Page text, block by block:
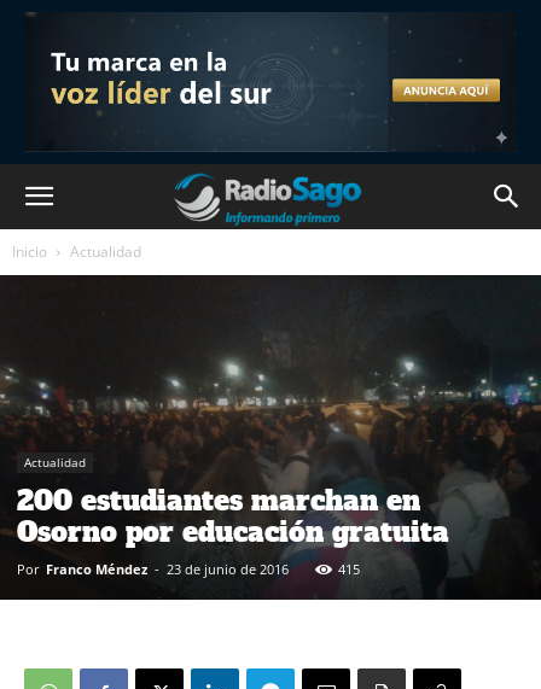
Inicio Actualidad
Actualidad
200 estudiantes marchan en
Osorno por educación gratuita
Por Franco Méndez - 23 de junio de 2016 415